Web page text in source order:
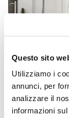
Questo sito
Utilizziamo i
annunci, per
analizzare il
informazioni
2 Vie
Acciaio
Escluso
Doccino
Incluso
Attacchi
CODICE: TEA72
Box doccia
scorrevole
anticalcare 200h